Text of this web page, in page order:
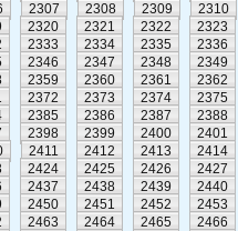
2307 2308 2309
2310
2320 2321 2322
2323
2333 2334 2335
2336
2346 2347 2348
2349
2359 2360 2361
2362
2372 2373 2374
2375
2385 2386 2387
2388
2398 2399 2400
2401
2411 2412 2413
2414
2424 2425 2426
2427
2437 2438 2439
2440
2450 2451 2452
2453
2463 2464 2465
2466